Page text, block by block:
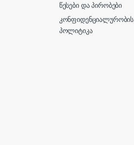
წესები და პირობები
კონფიდენციალურობის
პოლიტიკა